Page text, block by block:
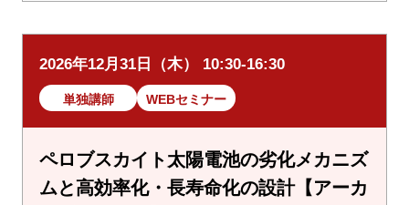
2026年12月31日（木） 10:30-16:30
単独講師 WEBセミナー
ペロブスカイト太陽電池の劣化メカニズ
ムと高効率化・長寿命化の設計【アーカ